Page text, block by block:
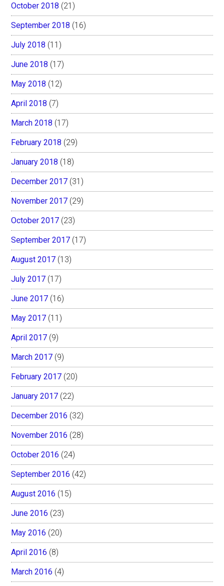
October 2018 (21)
September 2018 (16)
July 2018 (11)
June 2018 (17)
May 2018 (12)
April 2018 (7)
March 2018 (17)
February 2018 (29)
January 2018 (18)
December 2017 (31)
November 2017 (29)
October 2017 (23)
September 2017 (17)
August 2017 (13)
July 2017 (17)
June 2017 (16)
May 2017 (11)
April 2017 (9)
March 2017 (9)
February 2017 (20)
January 2017 (22)
December 2016 (32)
November 2016 (28)
October 2016 (24)
September 2016 (42)
August 2016 (15)
June 2016 (23)
May 2016 (20)
April 2016 (8)
March 2016 (4)